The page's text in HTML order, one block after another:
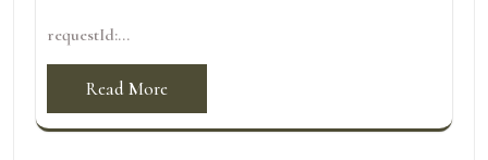
requestId:...
Read More